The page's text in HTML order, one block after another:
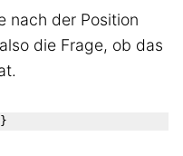
nach der Position
also die Frage, ob das